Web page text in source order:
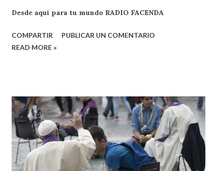
Desde aqui para tu mundo RADIO FACENDA
COMPARTIR
PUBLICAR UN COMENTARIO
READ MORE »